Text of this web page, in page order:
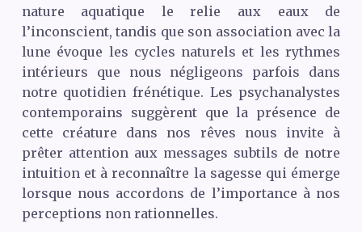
nature aquatique le relie aux eaux de
l’inconscient, tandis que son association avec la
lune évoque les cycles naturels et les rythmes
intérieurs que nous négligeons parfois dans
notre quotidien frénétique. Les psychanalystes
contemporains suggèrent que la présence de
cette créature dans nos rêves nous invite à
prêter attention aux messages subtils de notre
intuition et à reconnaître la sagesse qui émerge
lorsque nous accordons de l’importance à nos
perceptions non rationnelles.